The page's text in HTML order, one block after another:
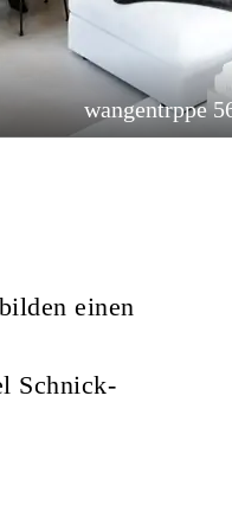
wangentrppe
einen
Schnick-